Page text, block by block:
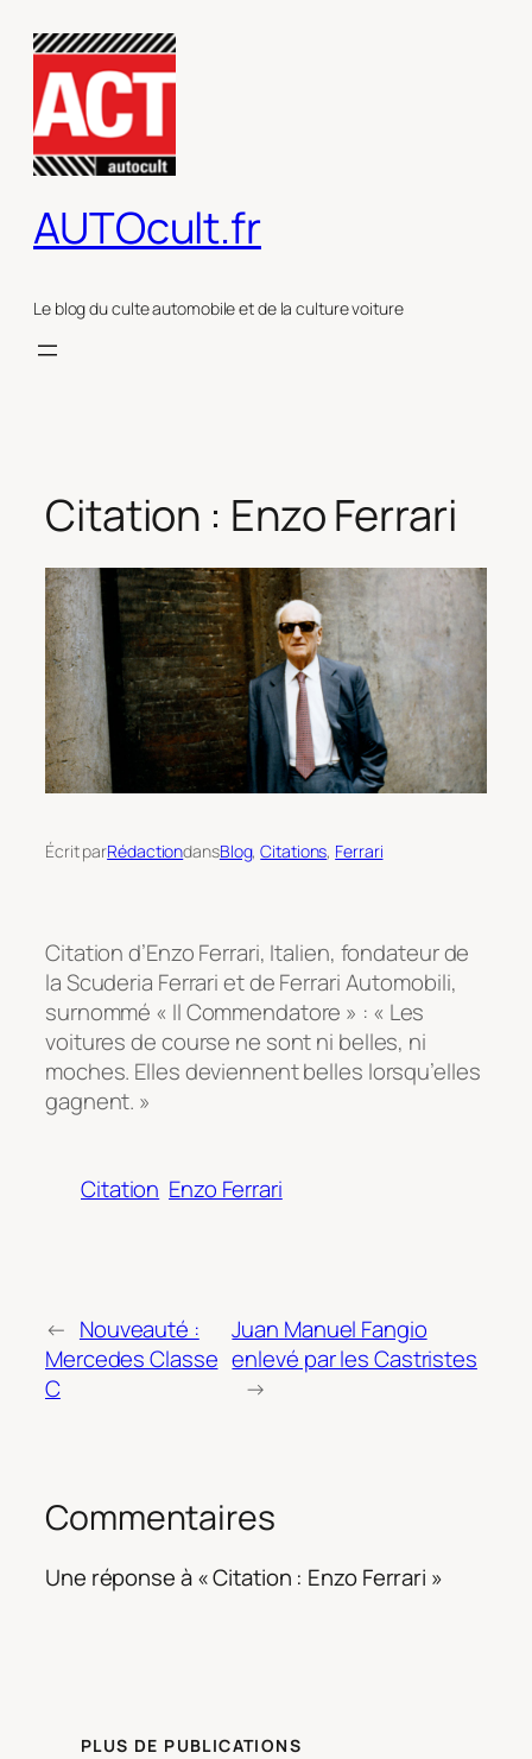
contenu
AUTOcult.fr
Le blog du culte automobile et de la culture voiture
Citation : Enzo Ferrari
Écrit parRédactiondansBlog, Citations, Ferrari
Citation d’Enzo Ferrari, Italien, fondateur de
la Scuderia Ferrari et de Ferrari Automobili,
surnommé « Il Commendatore » : « Les
voitures de course ne sont ni belles, ni
moches. Elles deviennent belles lorsqu’elles
gagnent. »
Citation Enzo Ferrari
← Nouveauté :
Mercedes Classe
C
Juan Manuel Fangio
enlevé par les Castristes
→
Commentaires
Une réponse à « Citation : Enzo Ferrari »
PLUS DE PUBLICATIONS